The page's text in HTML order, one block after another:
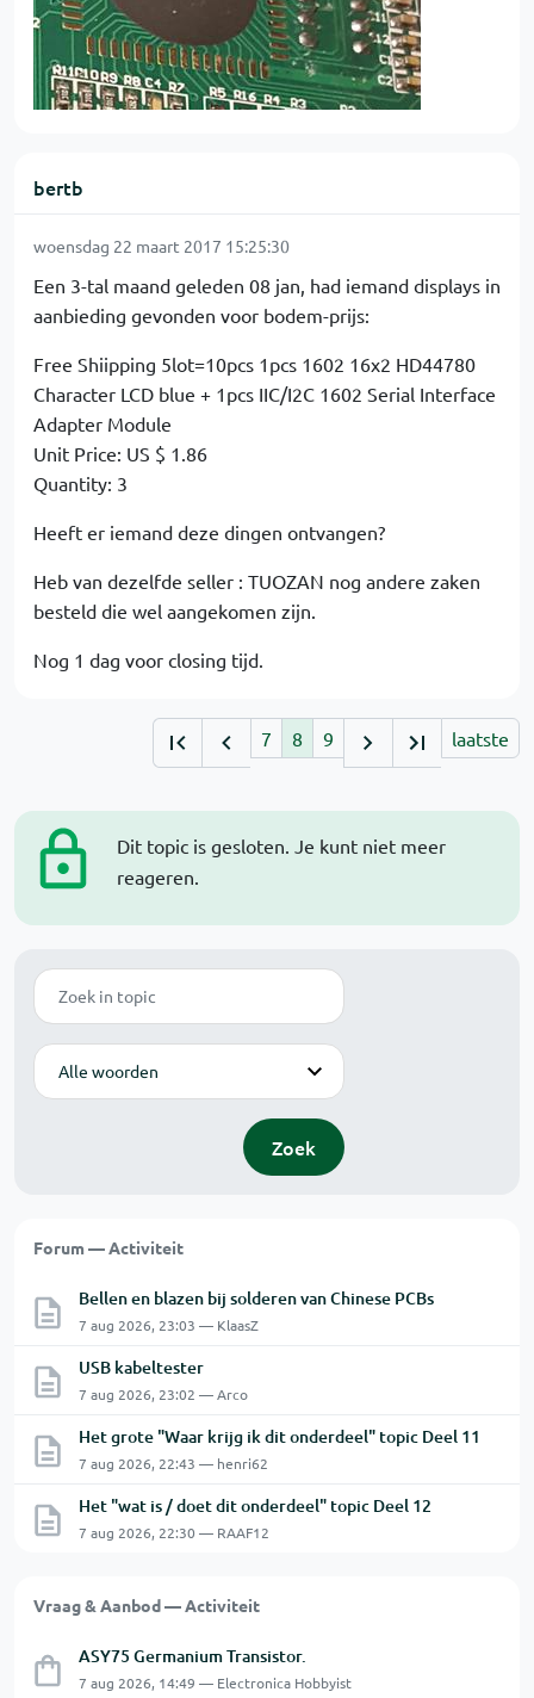
Dit topic is gesloten. Je kunt niet meer
reageren.
Zoek
Modus
Zoek
Forum — Activiteit
Bellen en blazen bij solderen van Chinese PCBs
7 aug 2026, 23:03 — KlaasZ
USB kabeltester
7 aug 2026, 23:02 — Arco
Het grote "Waar krijg ik dit onderdeel" topic Deel 11
7 aug 2026, 22:43 — henri62
Het "wat is / doet dit onderdeel" topic Deel 12
7 aug 2026, 22:30 — RAAF12
Vraag & Aanbod — Activiteit
ASY75 Germanium Transistor.
7 aug 2026, 14:49 — Electronica Hobbyist
bertb
woensdag 22 maart 2017 15:25:30
Een 3-tal maand geleden 08 jan, had iemand displays in
aanbieding gevonden voor bodem-prijs:
Free Shiipping 5lot=10pcs 1pcs 1602 16x2 HD44780
Character LCD blue + 1pcs IIC/I2C 1602 Serial Interface
Adapter Module
Unit Price: US $ 1.86
Quantity: 3
Heeft er iemand deze dingen ontvangen?
Heb van dezelfde seller : TUOZAN nog andere zaken
besteld die wel aangekomen zijn.
Nog 1 dag voor closing tijd.
7 8 9 laatste